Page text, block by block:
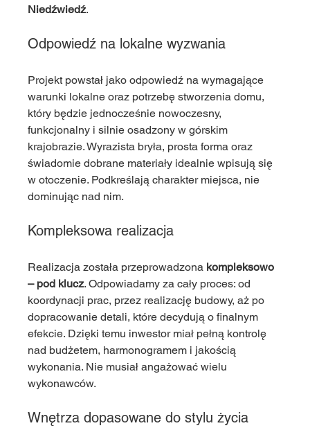
Niedźwiedź.
Odpowiedź na lokalne wyzwania
Projekt powstał jako odpowiedź na wymagające
warunki lokalne oraz potrzebę stworzenia domu,
który będzie jednocześnie nowoczesny,
funkcjonalny i silnie osadzony w górskim
krajobrazie. Wyrazista bryła, prosta forma oraz
świadomie dobrane materiały idealnie wpisują się
w otoczenie. Podkreślają charakter miejsca, nie
dominując nad nim.
Kompleksowa realizacja
Realizacja została przeprowadzona kompleksowo
– pod klucz. Odpowiadamy za cały proces: od
koordynacji prac, przez realizację budowy, aż po
dopracowanie detali, które decydują o finalnym
efekcie. Dzięki temu inwestor miał pełną kontrolę
nad budżetem, harmonogramem i jakością
wykonania. Nie musiał angażować wielu
wykonawców.
Wnętrza dopasowane do stylu życia